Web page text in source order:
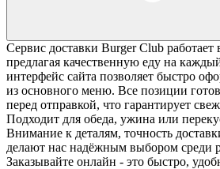
Сервис доставки Burger Club
предлагая качественную еду на
интерфейс сайта позволяет быстро
из основного меню. Все позиции
перед отправкой, что гарантирует
Подходит для обеда, ужина или
Внимание к деталям, точность
делают нас надёжным выбором среди
Заказывайте онлайн - это быстро,